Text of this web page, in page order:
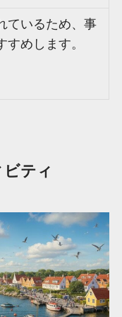
ているため、事
めします。
ティ